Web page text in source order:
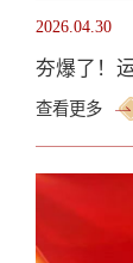
2026.04.30
夯爆了！
查看更多